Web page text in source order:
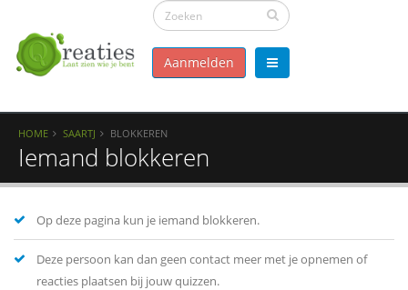
Aanmelden
HOME SAARTJ BLOKKEREN
Iemand blokkeren
Op deze pagina kun je iemand blokkeren.
Deze persoon kan dan geen contact meer met je opnemen of
reacties plaatsen bij jouw quizzen.